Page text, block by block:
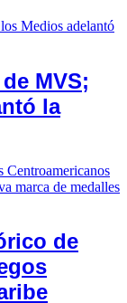
MVS;
la
de